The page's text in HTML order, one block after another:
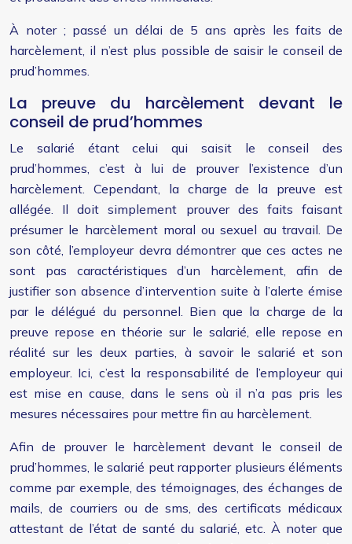
À noter ; passé un délai de 5 ans après les faits de
harcèlement, il n’est plus possible de saisir le conseil de
prud’hommes.
La preuve du harcèlement devant le
conseil de prud’hommes
Le salarié étant celui qui saisit le conseil des
prud’hommes, c’est à lui de prouver l’existence d’un
harcèlement. Cependant, la charge de la preuve est
allégée. Il doit simplement prouver des faits faisant
présumer le harcèlement moral ou sexuel au travail. De
son côté, l’employeur devra démontrer que ces actes ne
sont pas caractéristiques d’un harcèlement, afin de
justifier son absence d’intervention suite à l’alerte émise
par le délégué du personnel. Bien que la charge de la
preuve repose en théorie sur le salarié, elle repose en
réalité sur les deux parties, à savoir le salarié et son
employeur. Ici, c’est la responsabilité de l’employeur qui
est mise en cause, dans le sens où il n’a pas pris les
mesures nécessaires pour mettre fin au harcèlement.
Afin de prouver le harcèlement devant le conseil de
prud’hommes, le salarié peut rapporter plusieurs éléments
comme par exemple, des témoignages, des échanges de
mails, de courriers ou de sms, des certificats médicaux
attestant de l’état de santé du salarié, etc. À noter que